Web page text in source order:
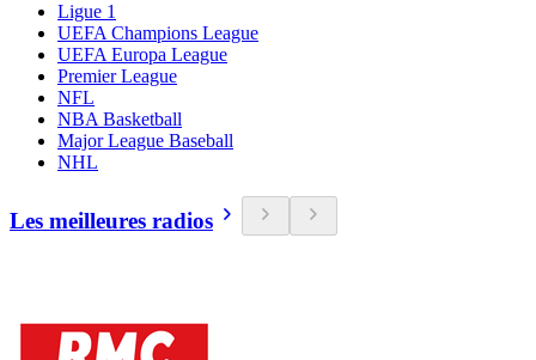
Ligue 1
UEFA Champions League
UEFA Europa League
Premier League
NFL
NBA Basketball
Major League Baseball
NHL
Les meilleures radios